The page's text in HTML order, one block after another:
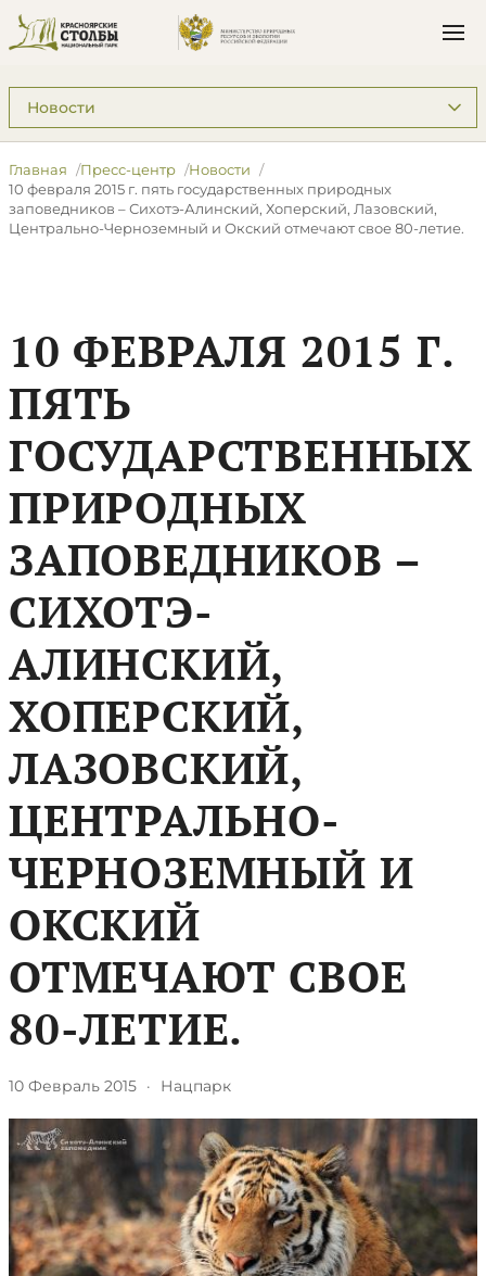
Подразделы: Пресс-центр
Главная Пресс-центр
Новости
10 февраля 2015 г. пять государственных природных
заповедников – Сихотэ-Алинский, Хоперский, Лазовский,
Центрально-Черноземный и Окский отмечают свое 80-летие.
10 ФЕВРАЛЯ 2015 Г.
ПЯТЬ
ГОСУДАРСТВЕННЫХ
ПРИРОДНЫХ
ЗАПОВЕДНИКОВ –
СИХОТЭ-
АЛИНСКИЙ,
ХОПЕРСКИЙ,
ЛАЗОВСКИЙ,
ЦЕНТРАЛЬНО-
ЧЕРНОЗЕМНЫЙ И
ОКСКИЙ
ОТМЕЧАЮТ СВОЕ
80-ЛЕТИЕ.
10 Февраль 2015 · Нацпарк